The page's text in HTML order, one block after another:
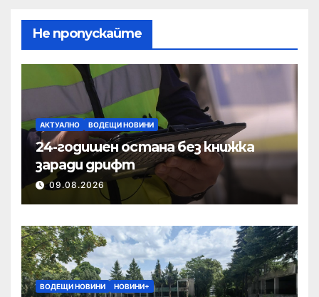
Не пропускайте
АКТУАЛНО ВОДЕЩИ НОВИНИ
24-годишен остана без книжка
заради дрифт
09.08.2026
ВОДЕЩИ НОВИНИ НОВИНИ+